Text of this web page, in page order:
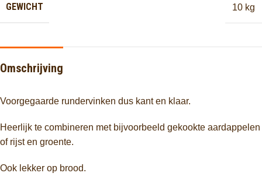
GEWICHT 10 kg
Omschrijving
Voorgegaarde rundervinken dus kant en klaar.
Heerlijk te combineren met bijvoorbeeld gekookte aardappelen
of rijst en groente.
Ook lekker op brood.